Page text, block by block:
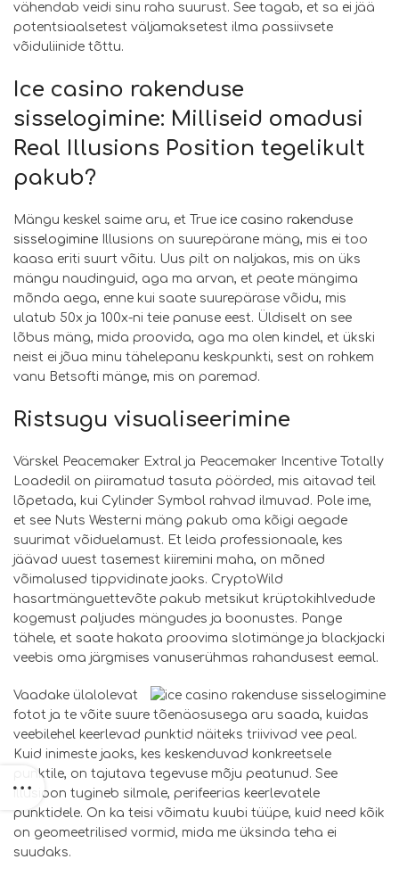
vähendab veidi sinu raha suurust. See tagab, et sa ei jää
potentsiaalsetest väljamaksetest ilma passiivsete
võiduliinide tõttu.
Ice casino rakenduse
sisselogimine: Milliseid omadusi
Real Illusions Position tegelikult
pakub?
Mängu keskel saime aru, et True ice casino rakenduse
sisselogimine Illusions on suurepärane mäng, mis ei too
kaasa eriti suurt võitu. Uus pilt on naljakas, mis on üks
mängu naudinguid, aga ma arvan, et peate mängima
mõnda aega, enne kui saate suurepärase võidu, mis
ulatub 50x ja 100x-ni teie panuse eest. Üldiselt on see
lõbus mäng, mida proovida, aga ma olen kindel, et ükski
neist ei jõua minu tähelepanu keskpunkti, sest on rohkem
vanu Betsofti mänge, mis on paremad.
Ristsugu visualiseerimine
Värskel Peacemaker Extral ja Peacemaker Incentive Totally
Loadedil on piiramatud tasuta pöörded, mis aitavad teil
lõpetada, kui Cylinder Symbol rahvad ilmuvad. Pole ime,
et see Nuts Westerni mäng pakub oma kõigi aegade
suurimat võiduelamust. Et leida professionaale, kes
jäävad uuest tasemest kiiremini maha, on mõned
võimalused tippvidinate jaoks. CryptoWild
hasartmänguettevõte pakub metsikut krüptokihlvedude
kogemust paljudes mängudes ja boonustes. Pange
tähele, et saate hakata proovima slotimänge ja blackjacki
veebis oma järgmises vanuserühmas rahandusest eemal.
Vaadake ülalolevat
fotot ja te võite suure tõenäosusega aru saada, kuidas
veebilehel keerlevad punktid näiteks triivivad vee peal.
Kuid inimeste jaoks, kes keskenduvad konkreetsele
punktile, on tajutava tegevuse mõju peatunud. See
illusioon tugineb silmale, perifeerias keerlevatele
punktidele. On ka teisi võimatu kuubi tüüpe, kuid need kõik
on geomeetrilised vormid, mida me üksinda teha ei
suudaks.